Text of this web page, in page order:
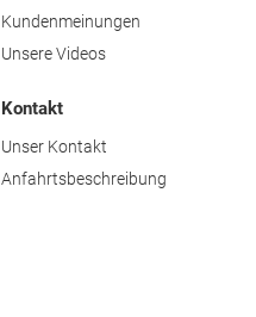
Kundenmeinungen
Unsere Videos
Kontakt
Unser Kontakt
Anfahrtsbeschreibung